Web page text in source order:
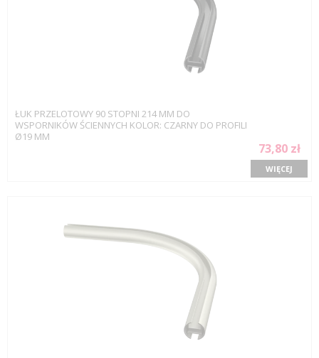
ŁUK PRZELOTOWY 90 STOPNI 214 MM DO
WSPORNIKÓW ŚCIENNYCH KOLOR: CZARNY DO PROFILI
Ø19 MM
73,80 zł
WIĘCEJ